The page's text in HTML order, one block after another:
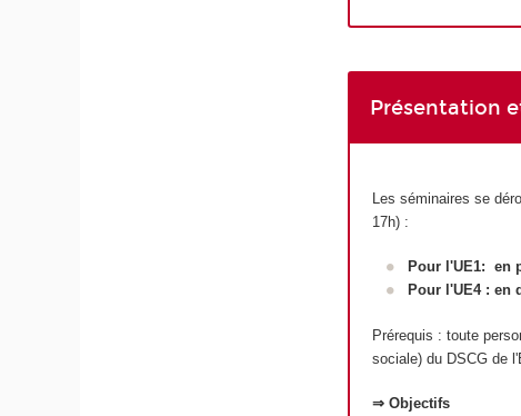
Présentation
Les séminaires se
17h) :
Pour l'UE1: en
Pour l'UE4 : en
Prérequis : toute
sociale) du DSCG de
⇒ Objectifs